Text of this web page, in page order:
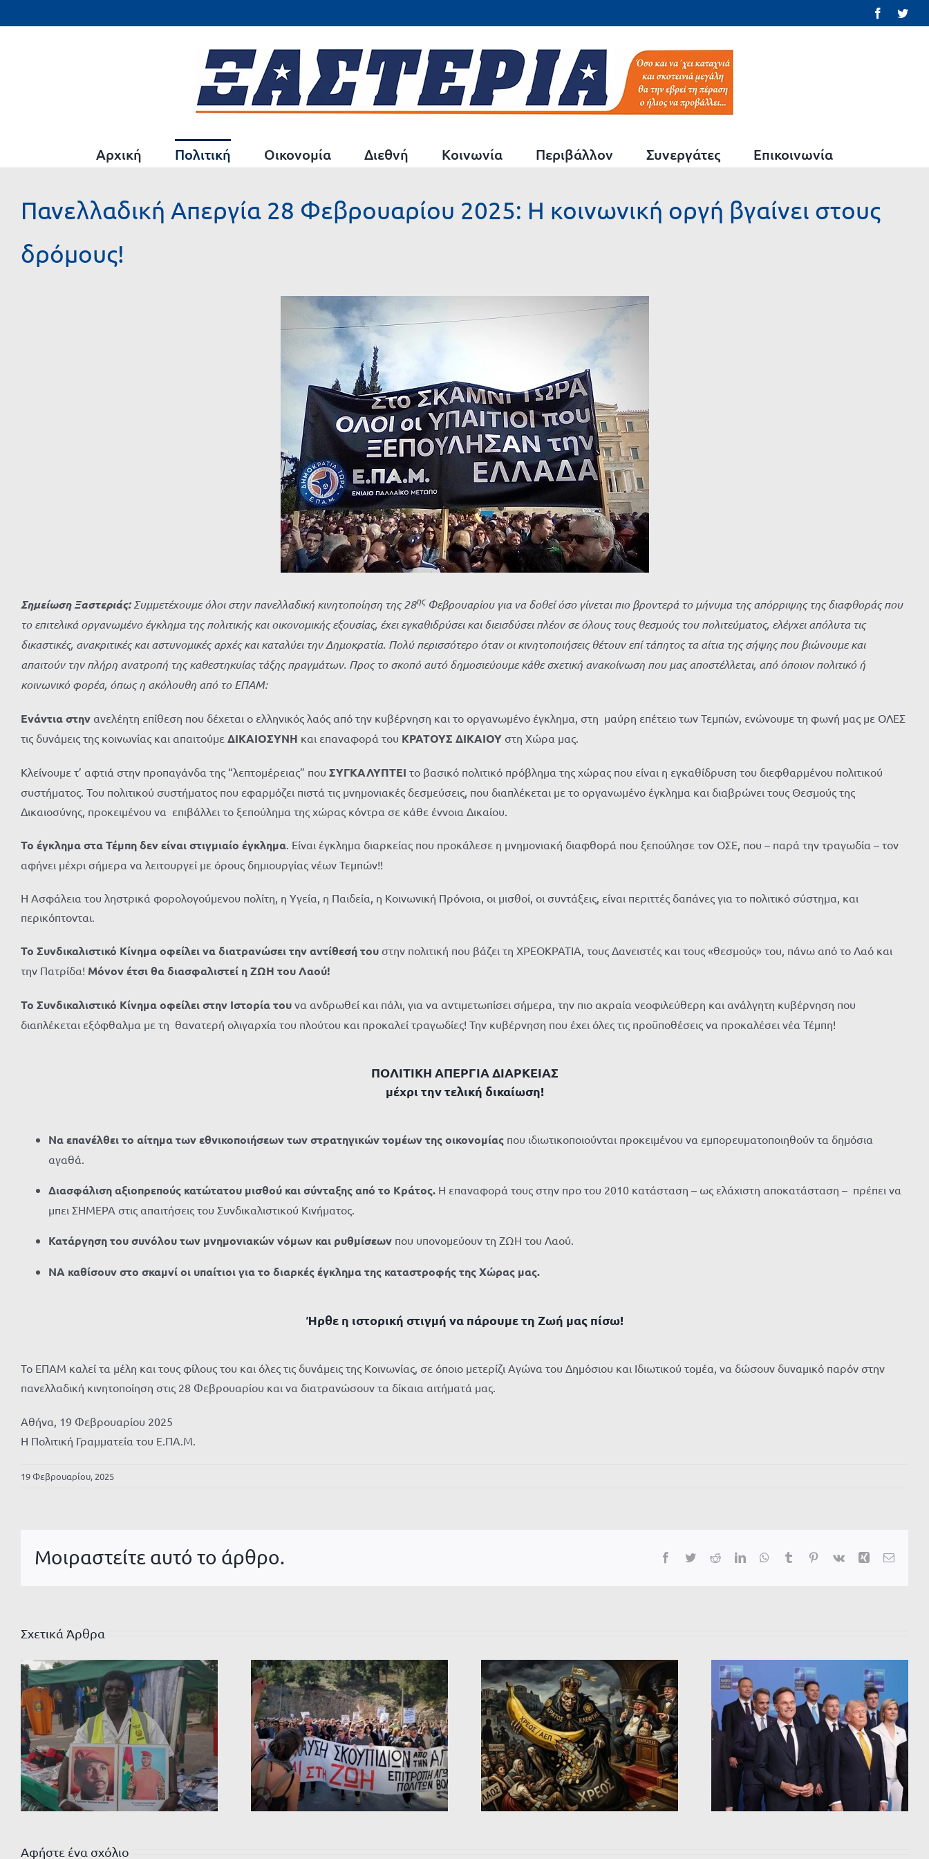
στο
Facebook
Αρχική Πολιτική Οικονομία Διεθνή Κοινωνία Περιβάλλον Συνεργάτες Επικοινωνία
Πανελλαδική Απεργία 28 Φεβρουαρίου 2025: Η κοινωνική οργή βγαίνει στους
δρόμους!
Σημείωση Ξαστεριάς:Συμμετέχουμε όλοι στην πανελλαδική κινητοποίηση της 28ηςΦεβρουαρίου για να δοθεί όσο γίνεται πιο βροντερά το μήνυμα της απόρριψης της διαφθοράς που
το επιτελικά οργανωμένο έγκλημα της πολιτικής και οικονομικής εξουσίας, έχει εγκαθιδρύσει και διεισδύσει πλέον σε όλους τους θεσμούς του πολιτεύματος, ελέγχει απόλυτα τις
δικαστικές, ανακριτικές και αστυνομικές αρχές και καταλύει την Δημοκρατία. Πολύ περισσότερο όταν οι κινητοποιήσεις θέτουν επί τάπητος τα αίτια της σήψης που βιώνουμε και
απαιτούν την πλήρη ανατροπή της καθεστηκυίας τάξης πραγμάτων. Προς το σκοπό αυτό δημοσιεύουμε κάθε σχετική ανακοίνωση που μας αποστέλλεται, από όποιον πολιτικό ή
κοινωνικό φορέα, όπως η ακόλουθη από το ΕΠΑΜ:
Ενάντια στην ανελέητη επίθεση που δέχεται ο ελληνικός λαός από την κυβέρνηση και το οργανωμένο έγκλημα, στη μαύρη επέτειο των Τεμπών, ενώνουμε τη φωνή μας με ΟΛΕΣ
τις δυνάμεις της κοινωνίας και απαιτούμε ΔΙΚΑΙΟΣΥΝΗ και επαναφορά του ΚΡΑΤΟΥΣ ΔΙΚΑΙΟΥ στη Χώρα μας.
Κλείνουμε τ’ αφτιά στην προπαγάνδα της “λεπτομέρειας” που ΣΥΓΚΑΛΥΠΤΕΙ το βασικό πολιτικό πρόβλημα της χώρας που είναι η εγκαθίδρυση του διεφθαρμένου πολιτικού
συστήματος. Του πολιτικού συστήματος που εφαρμόζει πιστά τις μνημονιακές δεσμεύσεις, που διαπλέκεται με το οργανωμένο έγκλημα και διαβρώνει τους Θεσμούς της
Δικαιοσύνης, προκειμένου να επιβάλλει το ξεπούλημα της χώρας κόντρα σε κάθε έννοια Δικαίου.
Το έγκλημα στα Τέμπη δεν είναι στιγμιαίο έγκλημα. Είναι έγκλημα διαρκείας που προκάλεσε η μνημονιακή διαφθορά που ξεπούλησε τον ΟΣΕ, που – παρά την τραγωδία – τον
αφήνει μέχρι σήμερα να λειτουργεί με όρους δημιουργίας νέων Τεμπών!!
Η Ασφάλεια του ληστρικά φορολογούμενου πολίτη, η Υγεία, η Παιδεία, η Κοινωνική Πρόνοια, οι μισθοί, οι συντάξεις, είναι περιττές δαπάνες για το πολιτικό σύστημα, και
περικόπτονται.
Το Συνδικαλιστικό Κίνημα οφείλει να διατρανώσει την αντίθεσή του στην πολιτική που βάζει τη ΧΡΕΟΚΡΑΤΙΑ, τους Δανειστές και τους «θεσμούς» του, πάνω από το Λαό και
την Πατρίδα! Μόνον έτσι θα διασφαλιστεί η ΖΩΗ του Λαού!
Το Συνδικαλιστικό Κίνημα οφείλει στην Ιστορία του να ανδρωθεί και πάλι, για να αντιμετωπίσει σήμερα, την πιο ακραία νεοφιλεύθερη και ανάλγητη κυβέρνηση που
διαπλέκεται εξόφθαλμα με τη θανατερή ολιγαρχία του πλούτου και προκαλεί τραγωδίες! Την κυβέρνηση που έχει όλες τις προϋποθέσεις να προκαλέσει νέα Τέμπη!
ΠΟΛΙΤΙΚΗ ΑΠΕΡΓΙΑ ΔΙΑΡΚΕΙΑΣ
μέχρι την τελική δικαίωση!
Να επανέλθει το αίτημα των εθνικοποιήσεων των στρατηγικών τομέων της οικονομίας που ιδιωτικοποιούνται προκειμένου να εμπορευματοποιηθούν τα δημόσια
αγαθά.
Διασφάλιση αξιοπρεπούς κατώτατου μισθού και σύνταξης από το Κράτος. Η επαναφορά τους στην προ του 2010 κατάσταση – ως ελάχιστη αποκατάσταση – πρέπει να
μπει ΣΗΜΕΡΑ στις απαιτήσεις του Συνδικαλιστικού Κινήματος.
Κατάργηση του συνόλου των μνημονιακών νόμων και ρυθμίσεων που υπονομεύουν τη ΖΩΗ του Λαού.
ΝΑ καθίσουν στο σκαμνί οι υπαίτιοι για το διαρκές έγκλημα της καταστροφής της Χώρας μας.
Ήρθε η ιστορική στιγμή να πάρουμε τη Ζωή μας πίσω!
Το ΕΠΑΜ καλεί τα μέλη και τους φίλους του και όλες τις δυνάμεις της Κοινωνίας, σε όποιο μετερίζι Αγώνα του Δημόσιου και Ιδιωτικού τομέα, να δώσουν δυναμικό παρόν στην
πανελλαδική κινητοποίηση στις 28 Φεβρουαρίου και να διατρανώσουν τα δίκαια αιτήματά μας.
Αθήνα, 19 Φεβρουαρίου 2025
Η Πολιτική Γραμματεία του Ε.ΠΑ.Μ.
19 Φεβρουαρίου, 2025
Μοιραστείτε αυτό το άρθρο. Facebook
TwitterRedditLinkedInWhatsApp
Tumblr Pinterest
Vk Xing Email
Σχετικά Άρθρα
Αφήστε ένα σχόλιο